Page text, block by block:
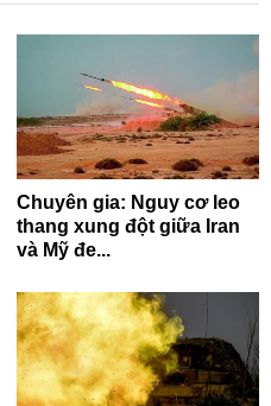
Chuyên gia: Nguy cơ leo
thang xung đột giữa Iran
và Mỹ đe...